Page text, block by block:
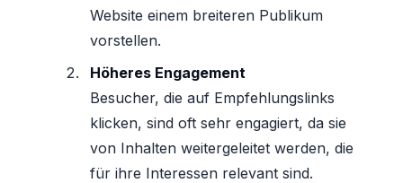
Website einem breiteren Publikum
vorstellen.
Höheres Engagement
Besucher, die auf Empfehlungslinks
klicken, sind oft sehr engagiert, da sie
von Inhalten weitergeleitet werden, die
für ihre Interessen relevant sind.